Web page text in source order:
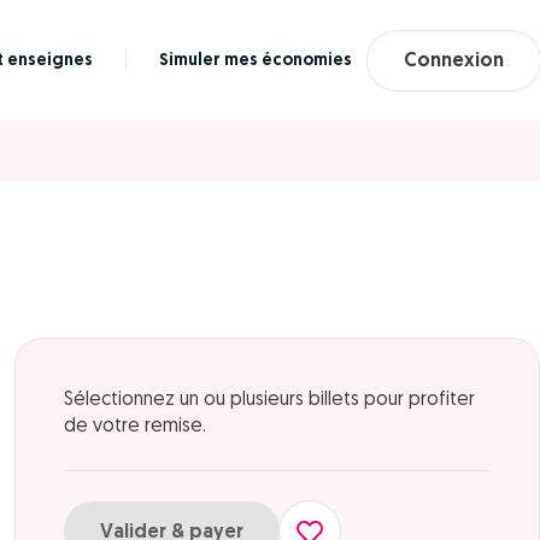
enseignes Simuler mes économies Connexion
Sélectionnez un ou plusieurs billets pour profiter
de votre remise.
Valider & payer